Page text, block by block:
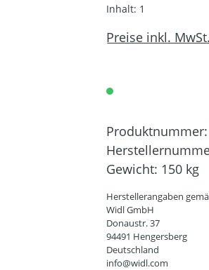
Inhalt: 1
Preise inkl.
Produktnummer:
Gewicht: 150 kg
Herstellerangaben
Widl GmbH
Donaustr. 37
94491 Hengersberg
Deutschland
info@widl.com